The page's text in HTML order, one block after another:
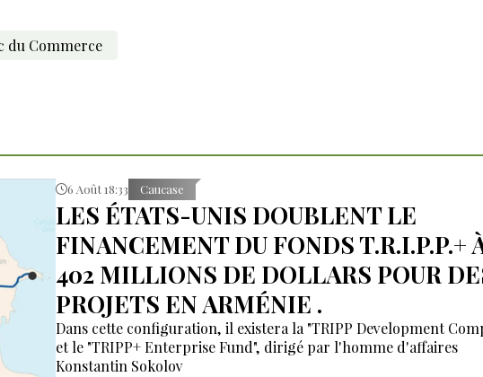
du Commerce
6 Août 18:33 Caucase
LES ÉTATS-UNIS DOUBLENT LE
FINANCEMENT DU FONDS T.R.I.P.P.+
402 MILLIONS DE DOLLARS POUR
PROJETS EN ARMÉNIE .
Dans cette configuration, il existera la "TRIPP Development
et le "TRIPP+ Enterprise Fund", dirigé par l'homme d'affaires
Konstantin Sokolov